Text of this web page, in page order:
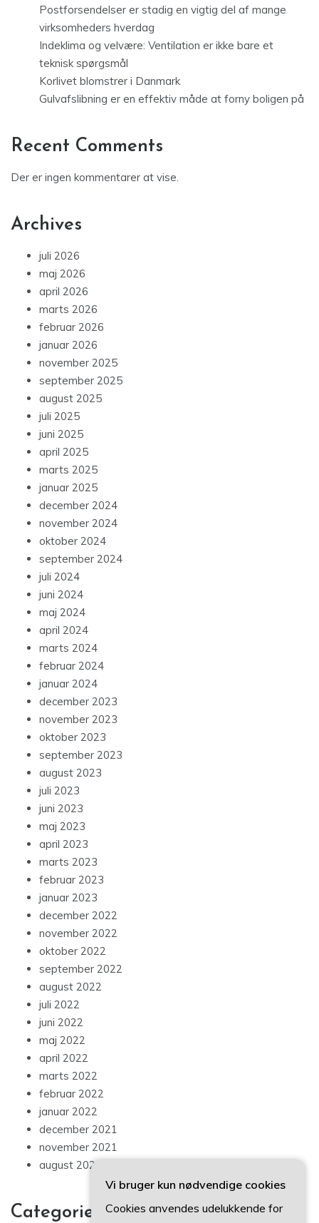
Postforsendelser er stadig en vigtig del af mange
virksomheders hverdag
Indeklima og velvære: Ventilation er ikke bare et
teknisk spørgsmål
Korlivet blomstrer i Danmark
Gulvafslibning er en effektiv måde at forny boligen på
Recent Comments
Der er ingen kommentarer at vise.
Archives
juli 2026
maj 2026
april 2026
marts 2026
februar 2026
januar 2026
november 2025
september 2025
august 2025
juli 2025
juni 2025
april 2025
marts 2025
januar 2025
december 2024
november 2024
oktober 2024
september 2024
juli 2024
juni 2024
maj 2024
april 2024
marts 2024
februar 2024
januar 2024
december 2023
november 2023
oktober 2023
september 2023
august 2023
juli 2023
juni 2023
maj 2023
april 2023
marts 2023
februar 2023
januar 2023
december 2022
november 2022
oktober 2022
september 2022
august 2022
juli 2022
juni 2022
maj 2022
april 2022
marts 2022
februar 2022
januar 2022
december 2021
november 2021
august 2021
Categories
Vi bruger kun nødvendige cookies
Cookies anvendes udelukkende for